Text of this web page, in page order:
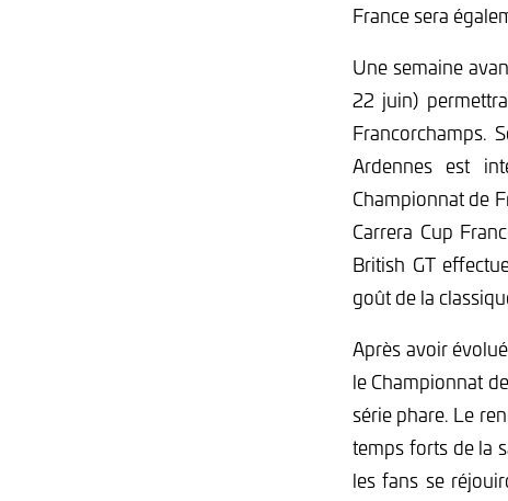
France sera
Une semaine
22 juin)
Francorchamps.
Ardennes est
Championnat de
Carrera Cup
British GT
goût de la
Après avoir
le Championnat
série phare. Le
temps forts de la
les fans se